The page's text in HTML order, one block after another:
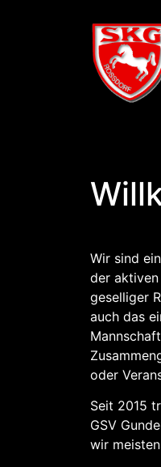
Wir sind
der
geselliger
auch das
oder
Seit 2015
GSV
wir